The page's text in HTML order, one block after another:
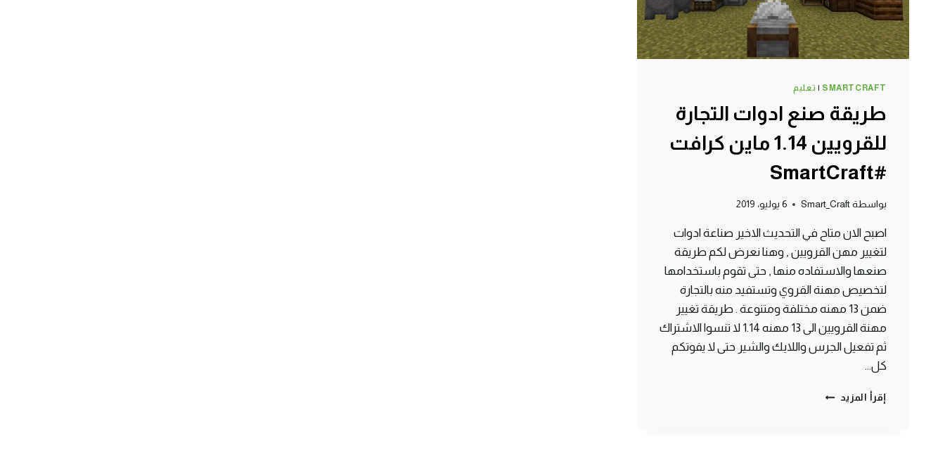
SMARTCRAFT
| تعليم
طريقة صنع ادوات التجارة
للقرويين 1.14 ماين كرافت
#SmartCraft
بواسطة Smart_Craft 6 يوليو، 2019
اصبح الان متاح في التحديث الاخير صناعة ادوات
لتغيير مهن القرويين , وهنا نعرض لكم طريقة
صنعها والاستفاده منها , حتى تقوم باستخدامها
لتخصيص مهنة القروي وتستفيد منه بالتجارة
ضمن 13 مهنه مختلفة ومتنوعة . طريقة تغيير
مهنة القرويين الى 13 مهنه 1.14 لا تنسوا الاشتراك
ثم تفعيل الجرس واللايك والشير حتى لا يفوتكم
كل…
إقرأ المزيد طريقة